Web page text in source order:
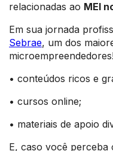
relacionadas ao MEI
Em sua jornada
Sebrae, um dos
• conteúdos ricos e
• cursos online;
• materiais de apoio
E, caso você perceba